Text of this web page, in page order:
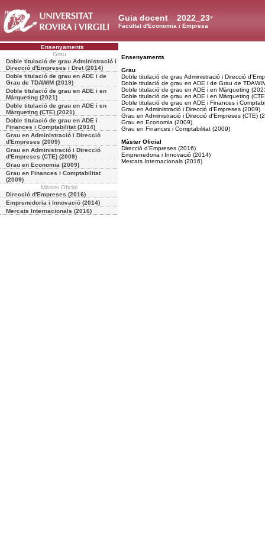
2022_23
Guia docent
Facultat d'Economia i Empresa
Ensenyaments
Grau
Doble titulació de grau Administració i
Direcció d'Empreses i Dret (2014)
Doble titulació de grau en ADE i de
Grau de TDAWIM (2019)
Doble titulació de grau en ADE i en
Màrqueting (2021)
Doble titulació de grau en ADE i en
Màrqueting (CTE) (2021)
Doble titulació de grau en ADE i
Finances i Comptabilitat (2014)
Grau en Administració i Direcció
d'Empreses (2009)
Grau en Administració i Direcció
d'Empreses (CTE) (2009)
Grau en Economia (2009)
Grau en Finances i Comptabilitat
(2009)
Màster Oficial
Direcció d'Empreses (2016)
Emprenedoria i Innovació (2014)
Mercats Internacionals (2016)
Ensenyaments
Grau
Doble titulació de grau Administració i Direcció
Doble titulació de grau en ADE i de Grau de
Doble titulació de grau en ADE i en Màrqueting
Doble titulació de grau en ADE i en Màrqueting
Doble titulació de grau en ADE i Finances i
Grau en Administració i Direcció d'Empreses (2009)
Grau en Administració i Direcció d'Empreses (CTE)
Grau en Economia (2009)
Grau en Finances i Comptabilitat (2009)
Màster Oficial
Direcció d'Empreses (2016)
Emprenedoria i Innovació (2014)
Mercats Internacionals (2016)